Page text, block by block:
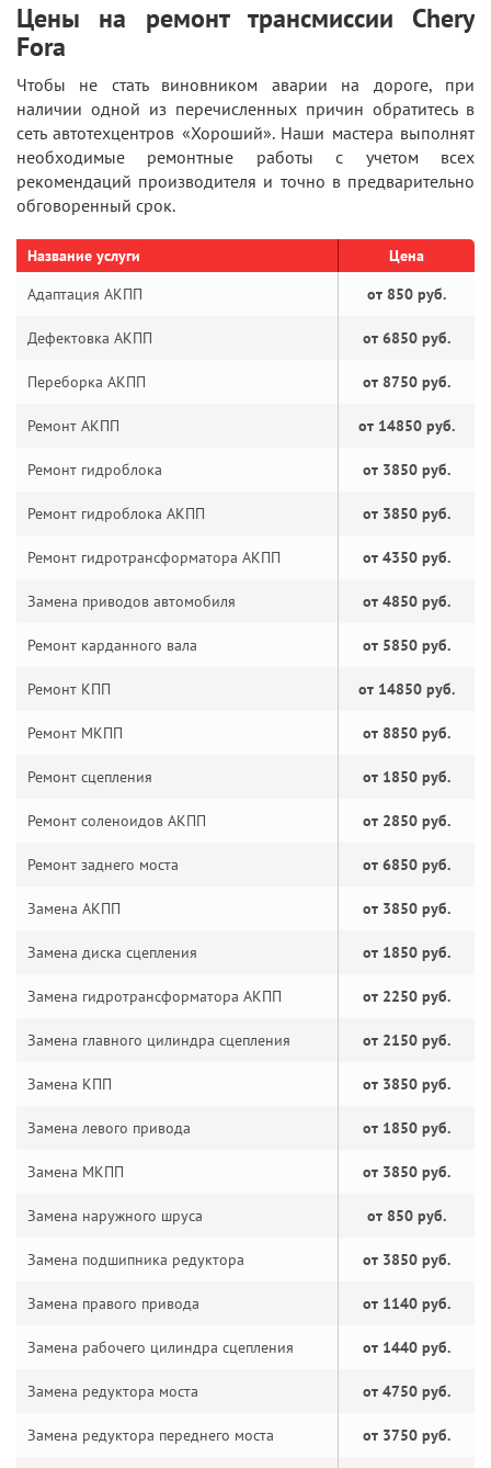
Цены на ремонт трансмиссии Chery
Fora
Чтобы не стать виновником аварии на дороге, при
наличии одной из перечисленных причин обратитесь в
сеть автотехцентров «Хороший». Наши мастера выполнят
необходимые ремонтные работы с учетом всех
рекомендаций производителя и точно в предварительно
обговоренный срок.
Название услуги
Цена
Адаптация АКПП
от 850 руб.
Дефектовка АКПП от 6850 руб.
Переборка АКПП от 8750 руб.
Ремонт АКПП от 14850 руб.
Ремонт гидроблока от 3850 руб.
Ремонт гидроблока АКПП от 3850 руб.
Ремонт гидротрансформатора АКПП от 4350 руб.
Замена приводов автомобиля от 4850 руб.
Ремонт карданного вала от 5850 руб.
Ремонт КПП от 14850 руб.
Ремонт МКПП от 8850 руб.
Ремонт сцепления от 1850 руб.
Ремонт соленоидов АКПП от 2850 руб.
Ремонт заднего моста от 6850 руб.
Замена АКПП от 3850 руб.
Замена диска сцепления от 1850 руб.
Замена гидротрансформатора АКПП от 2250 руб.
Замена главного цилиндра сцепления от 2150 руб.
Замена КПП от 3850 руб.
Замена левого привода от 1850 руб.
Замена МКПП от 3850 руб.
Замена наружного шруса от 850 руб.
Замена подшипника редуктора от 3850 руб.
Замена правого привода от 1140 руб.
Замена рабочего цилиндра сцепления от 1440 руб.
Замена редуктора моста от 4750 руб.
Замена редуктора переднего моста от 3750 руб.